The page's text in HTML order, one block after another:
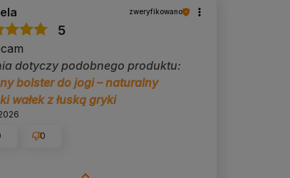
zweryfikowano
5
dotyczy podobnego produktu:
bolster do jogi – naturalny
wałek z łuską gryki
0